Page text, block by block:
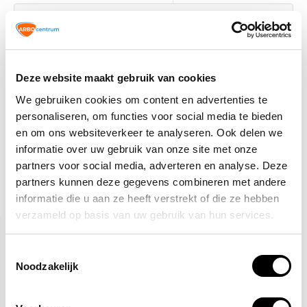
Deze website maakt gebruik van cookies
We gebruiken cookies om content en advertenties te
personaliseren, om functies voor social media te bieden
en om ons websiteverkeer te analyseren. Ook delen we
informatie over uw gebruik van onze site met onze
partners voor social media, adverteren en analyse. Deze
partners kunnen deze gegevens combineren met andere
informatie die u aan ze heeft verstrekt of die ze hebben
verzameld op basis van uw gebruik van hun services.
Noodzakelijk
VCA
Veiligheidspictogrammen
Normaal:
Je bespaart:(0% Korting)
Totaalbedrag: 2,50
TIP!
Tijdelijk uitverkocht
Gerelateerde producten